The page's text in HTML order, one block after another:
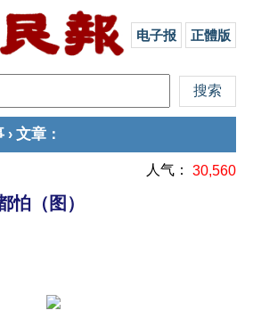
电子报 正體版
› 文章 ：
人气： 30,560
怕（图）